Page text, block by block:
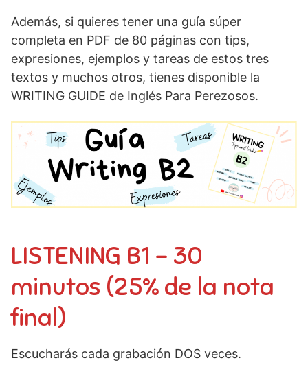
Además, si quieres tener una guía súper
completa en PDF de 80 páginas con tips,
expresiones, ejemplos y tareas de estos tres
textos y muchos otros, tienes disponible la
WRITING GUIDE de Inglés Para Perezosos.
LISTENING B1 – 30
minutos (25% de la nota
final)
Escucharás cada grabación DOS veces.